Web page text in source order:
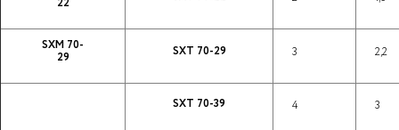
SXM 70-
29
SXT 70-29 3 2,2
SXT 70-39 4 3